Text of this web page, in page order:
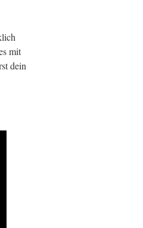
mit
dein